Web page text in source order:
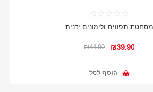
מסחטת תפוזים ולימונים ידנית
₪39.90
₪44.90
הוסף לסל